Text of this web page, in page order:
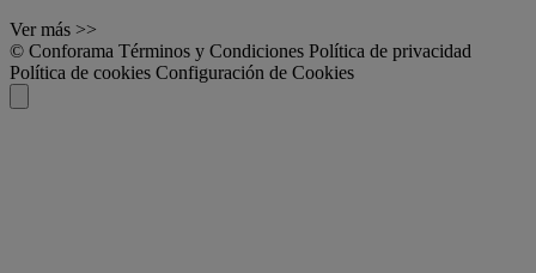
Ver más >>
© Conforama Términos y Condiciones Política de privacidad
Política de cookies Configuración de Cookies